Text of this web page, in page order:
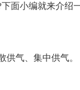
下面小编就来介绍一
、集中供气。